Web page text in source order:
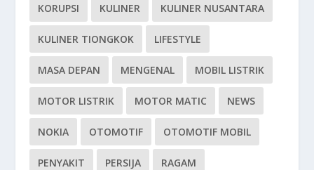
KORUPSI KULINER KULINER NUSANTARA
KULINER TIONGKOK LIFESTYLE
MASA DEPAN MENGENAL MOBIL LISTRIK
MOTOR LISTRIK MOTOR MATIC NEWS
NOKIA OTOMOTIF OTOMOTIF MOBIL
PENYAKIT PERSIJA RAGAM